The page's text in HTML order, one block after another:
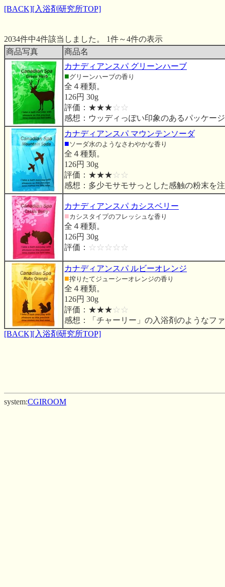
[BACK][入浴剤研究所TOP]
2034件中4件該当しました。 1件～4件の表示
商品写真
商品名
カナディアンスパ グリーンハーブ
■グリーンハーブの香り
全４種類。
126円 30g
評価：★★★☆☆
感想：ウッディっぽい印象のあるパッケー
カナディアンスパ マウンテンソーダ
■ ソーダ水のようなさわやかな香り
全４種類。
126円 30g
評価：★★★☆☆
感想：多少モサモサっとした感触の粉末を
カナディアンスパ カシスベリー
■カシスタイプのフレッシュな香り
全４種類。
126円 30g
評価： ☆☆☆☆☆
カナディアンスパ ルビーオレンジ
■搾りたてジューシーオレンジの香り
全４種類。
126円 30g
評価：★★★☆☆
感想：「チャーリー」の入浴剤のようなフ
[BACK][入浴剤研究所TOP]
system:CGIROOM